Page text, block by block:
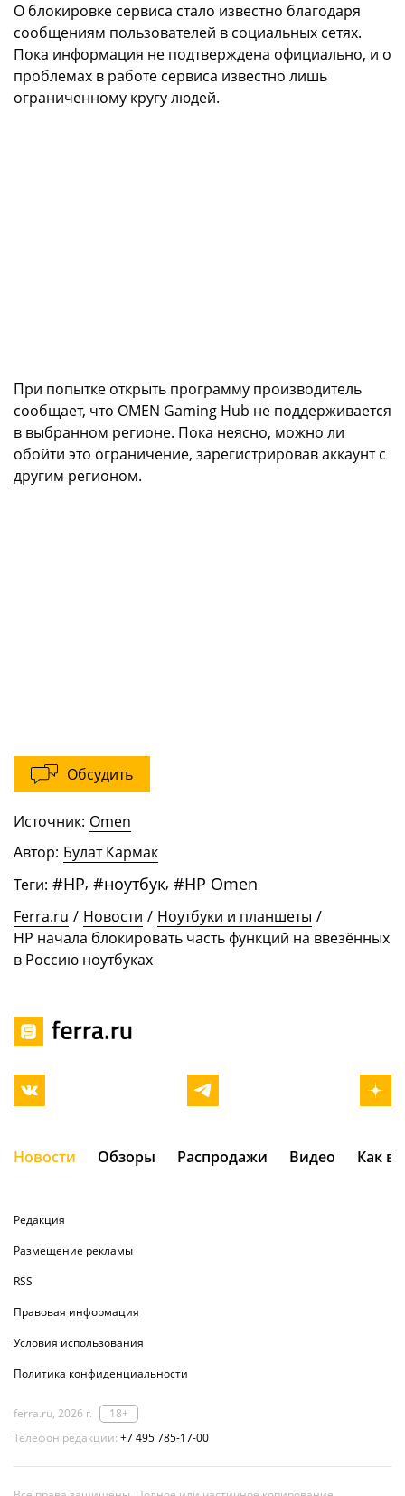
О блокировке сервиса стало известно благодаря
сообщениям пользователей в социальных сетях.
Пока информация не подтверждена официально, и о
проблемах в работе сервиса известно лишь
ограниченному кругу людей.
При попытке открыть программу производитель
сообщает, что OMEN Gaming Hub не поддерживается
в выбранном регионе. Пока неясно, можно ли
обойти это ограничение, зарегистрировав аккаунт с
другим регионом.
Обсудить
Источник: Omen
Автор: Булат Кармак
Теги: #HP, #ноутбук, #HP Omen
Ferra.ru / Новости / Ноутбуки и планшеты /
HP начала блокировать часть функций на ввезённых
в Россию ноутбуках
Новости Обзоры Распродажи Видео Как
Редакция
Размещение рекламы
RSS
Правовая информация
Условия использования
Политика конфиденциальности
ferra.ru, 2026 г.
18+
Телефон редакции: +7 495 785-17-00